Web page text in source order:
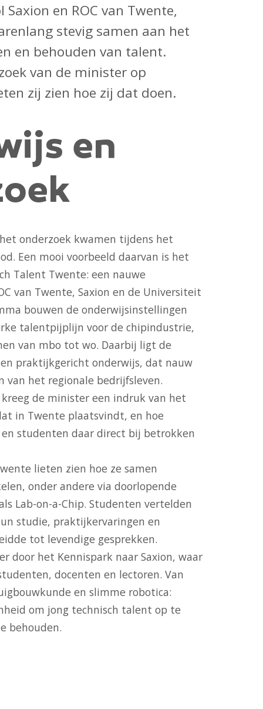
Saxion en ROC van Twente,
stevig samen aan het
en behouden van talent.
van de minister op
zij zien hoe zij dat doen.
en
onderzoek kwamen tijdens het
Een mooi voorbeeld daarvan is het
Talent Twente: een nauwe
van Twente, Saxion en de Universiteit
bouwen de onderwijsinstellingen
talentpijplijn voor de chipindustrie,
van mbo tot wo. Daarbij ligt de
praktijkgericht onderwijs, dat nauw
van het regionale bedrijfsleven.
de minister een indruk van het
in Twente plaatsvindt, en hoe
studenten daar direct bij betrokken
lieten zien hoe ze samen
onder andere via doorlopende
Lab-on-a-Chip. Studenten vertelden
studie, praktijkervaringen en
tot levendige gesprekken.
door het Kennispark naar Saxion, waar
docenten en lectoren. Van
en slimme robotica:
om jong technisch talent op te
behouden.